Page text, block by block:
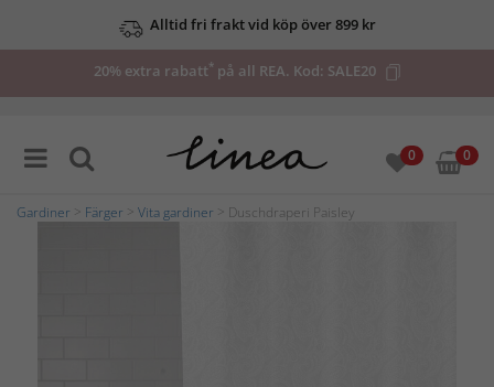
Alltid fri frakt vid köp över 899 kr
20% extra rabatt*på all REA. Kod: SALE20
0 0
Gardiner Färger Vita gardiner > Duschdraperi Paisley